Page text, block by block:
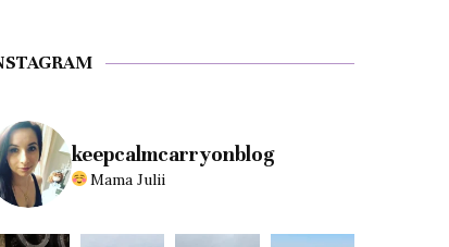
keepcalmcarryonblog
Mama Julii